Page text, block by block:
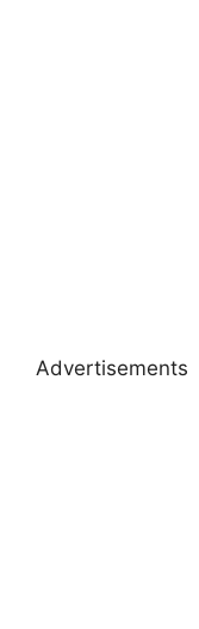
Advertisements